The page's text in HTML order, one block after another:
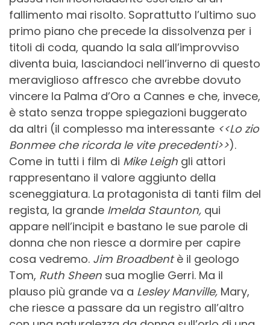
fallimento mai risolto. Soprattutto l’ultimo suo
primo piano che precede la dissolvenza per i
titoli di coda, quando la sala all’improvviso
diventa buia, lasciandoci nell’inverno di questo
meraviglioso affresco che avrebbe dovuto
vincere la Palma d’Oro a Cannes e che, invece,
è stato senza troppe spiegazioni buggerato
da altri (il complesso ma interessante <<Lo zio
Bonmee che ricorda le vite precedenti>>).
Come in tutti i film di Mike Leigh gli attori
rappresentano il valore aggiunto della
sceneggiatura. La protagonista di tanti film del
regista, la grande Imelda Staunton, qui
appare nell’incipit e bastano le sue parole di
donna che non riesce a dormire per capire
cosa vedremo. Jim Broadbentè il geologo
Tom, Ruth Sheen sua moglie Gerri. Ma il
plauso più grande va a Lesley Manville, Mary,
che riesce a passare da un registro all’altro